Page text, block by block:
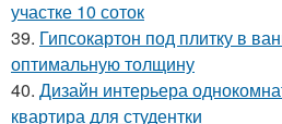
участке 10 соток
39. Гипсокартон под плитку в
оптимальную толщину
40. Дизайн интерьера
квартира для студентки